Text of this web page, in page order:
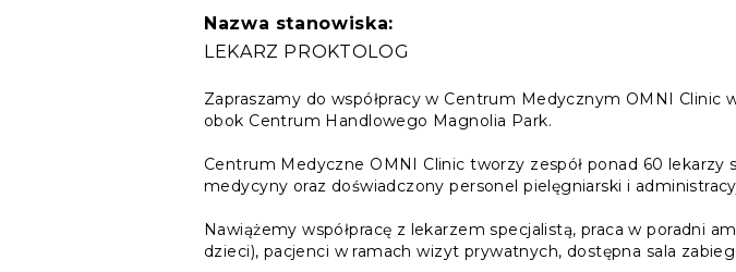
Nazwa stanowiska:
LEKARZ PROKTOLOG
Zapraszamy do współpracy w Centrum Medycznym OMNI Clinic
obok Centrum Handlowego Magnolia Park.
Centrum Medyczne OMNI Clinic tworzy zespół ponad 60 lekarzy
medycyny oraz doświadczony personel pielęgniarski i
Nawiążemy współpracę z lekarzem specjalistą, praca w poradni
dzieci), pacjenci w ramach wizyt prywatnych, dostępna sala